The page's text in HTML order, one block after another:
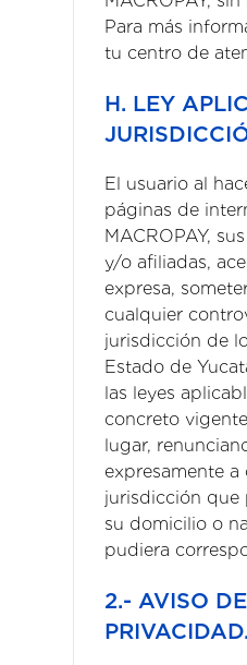
Para más
tu centro de
H. LEY
El usuario al
páginas de
MACROPAY,
y/o afiliadas,
expresa,
cualquier
jurisdicción de
Estado de
las leyes
concreto
lugar,
expresamente
jurisdicción
su domicilio o
pudiera
2.- AVISO DE
PRIVACIDAD.